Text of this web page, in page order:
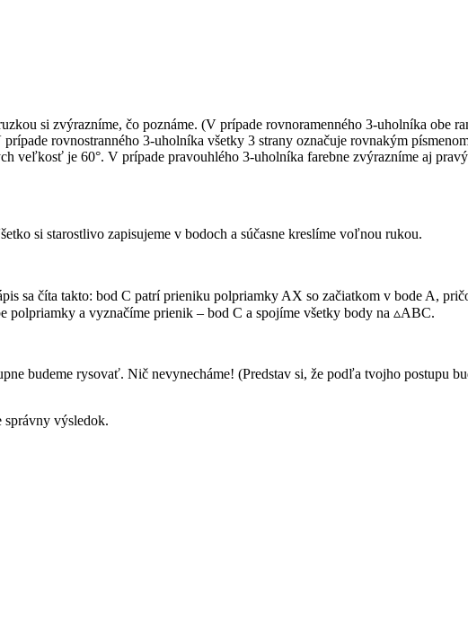
si zvýrazníme, čo poznáme. (V prípade rovnoramenného 3-uholníka obe
rovnostranného 3-uholníka všetky 3 strany označuje rovnakým
veľkosť je 60°. V prípade pravouhlého 3-uholníka farebne zvýrazníme aj
si starostlivo zapisujeme v bodoch a súčasne kreslíme voľnou rukou.
číta takto: bod C patrí prieniku polpriamky AX so začiatkom v bode A,
a vyznačíme prienik – bod C a spojíme všetky body na ▵ABC.
budeme rysovať. Nič nevynecháme! (Predstav si, že podľa tvojho postupu
správny výsledok.